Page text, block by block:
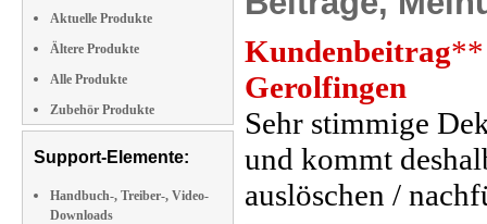
Aktuelle Produkte
Ältere Produkte
Alle Produkte
Zubehör Produkte
Support-Elemente:
Handbuch-, Treiber-, Video-
Downloads
Kundenbeitrag**
Gerolfingen
Sehr stimmige
und kommt
auslöschen /